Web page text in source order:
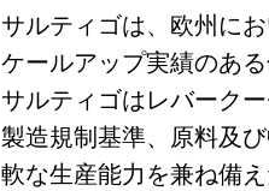
サルティゴは、欧州に
ケールアップ実績のあ
サルティゴはレバーク
製造規制基準、原料及
軟な生産能力を兼ね備